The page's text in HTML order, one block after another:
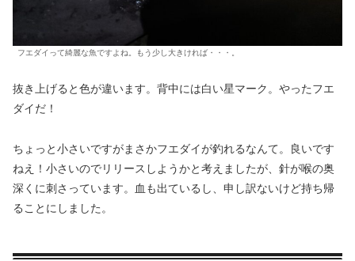
フエダイって綺麗な魚ですよね。もう少し大きければ・・・。
抜き上げると色が違います。背中には白い星マーク。やったフエ
ダイだ！
ちょっと小さいですがまさかフエダイが釣れるなんて。良いです
ねえ！小さいのでリリースしようかと考えましたが、針が喉の奥
深くに刺さっています。血も出ているし、申し訳ないけど持ち帰
ることにしました。